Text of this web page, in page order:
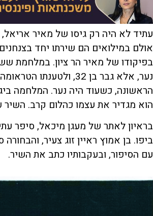
עתיד לא היה רק גיסו של מאיר
אולם במילואים הם שירתו יחד
בפיקודו של מאיר הר ציון. במלחמת
נער, אלא גבר בן 32,
הראשונה, כשעוד היה נער. המלחמה
הוא מגדיר את עצמו כהלום קרב.
בראיון לאתר של מעגן מיכאל, סיפר
ביפו. בן אמוץ ראיין זוג צעיר,
עם הסיפור, ובעקבותיו כתב את השיר.